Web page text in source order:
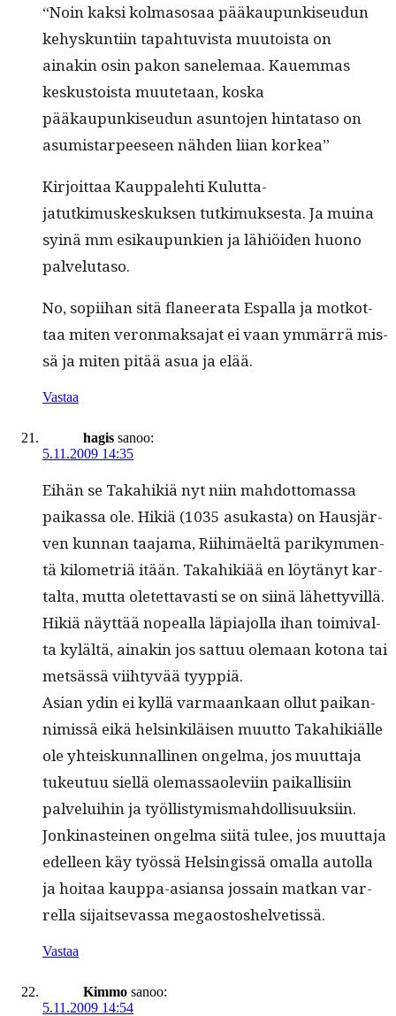
“Noin kak­si kol­ma­sosaa pääkaupunkiseudun
kehyskun­ti­in tapah­tu­vista muu­toista on
ainakin osin pakon sanele­maa. Kauem­mas
keskus­toista muute­taan, kos­ka
pääkaupunkiseudun asun­to­jen hin­tata­so on
asum­is­tarpeeseen näh­den liian korkea”
Kir­joit­taa Kaup­pale­hti Kulut­ta­
jatutkimuskeskuk­sen tutkimuk­ses­ta. Ja muina
syinä mm esikaupunkien ja lähiöi­den huono
palvelutaso.
No, sopi­ihan sitä fla­neer­a­ta Espal­la ja motkot­
taa miten veron­mak­sa­jat ei vaan ymmär­rä mis­
sä ja miten pitää asua ja elää.
Vastaa
hagis sanoo:
5.11.2009 14:35
Eihän se Takahik­iä nyt niin mah­dot­tomas­sa
paikas­sa ole. Hik­iä (1035 asukas­ta) on Hausjär­
ven kun­nan taa­ja­ma, Riihimäeltä parikym­men­
tä kilo­metriä itään. Takahik­iää en löytänyt kar­
tal­ta, mut­ta oletet­tavasti se on siinä lähet­tyvil­lä.
Hik­iä näyt­tää nopeal­la läpi­a­jol­la ihan toimi­val­
ta kylältä, ainakin jos sat­tuu ole­maan kotona tai
met­sässä viihtyvää tyyppiä.
Asian ydin ei kyl­lä var­maankaan ollut paikan­
nimis­sä eikä helsinkiläisen muut­to Takahik­iälle
ole yhteiskun­nalli­nen ongel­ma, jos muut­ta­ja
tukeu­tuu siel­lä ole­mas­saole­vi­in paikallisi­in
palvelui­hin ja työl­listymis­mah­dol­lisuuk­si­in.
Jonk­i­nasteinen ongel­ma siitä tulee, jos muut­ta­ja
edelleen käy työssä Helsingis­sä oma­l­la autol­la
ja hoitaa kaup­pa-asiansa jos­sain matkan var­
rel­la sijait­sevas­sa megaostoshelvetissä.
Vastaa
Kimmo sanoo:
5.11.2009 14:54